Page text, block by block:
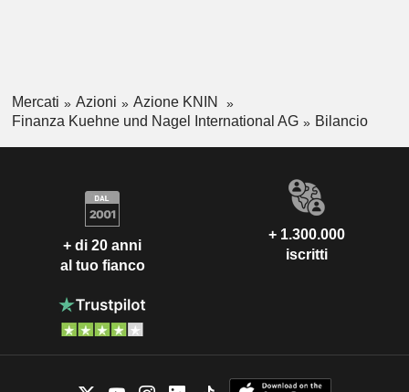
Mercati Azioni
Azione KNIN
Finanza Kuehne und Nagel International AG
Bilancio
+ di 20 anni
al tuo fianco
+ 1.300.000
iscritti